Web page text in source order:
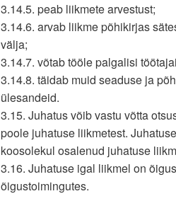
3.14.5. peab liikmete arvestust;
3.14.6. arvab liikme põhikirjas
välja;
3.14.7. võtab tööle palgalisi
3.14.8. täidab muid seaduse ja
ülesandeid.
3.15. Juhatus võib vastu võtta
poole juhatuse liikmetest.
koosolekul osalenud juhatuse
3.16. Juhatuse igal liikmel on
õigustoimingutes.